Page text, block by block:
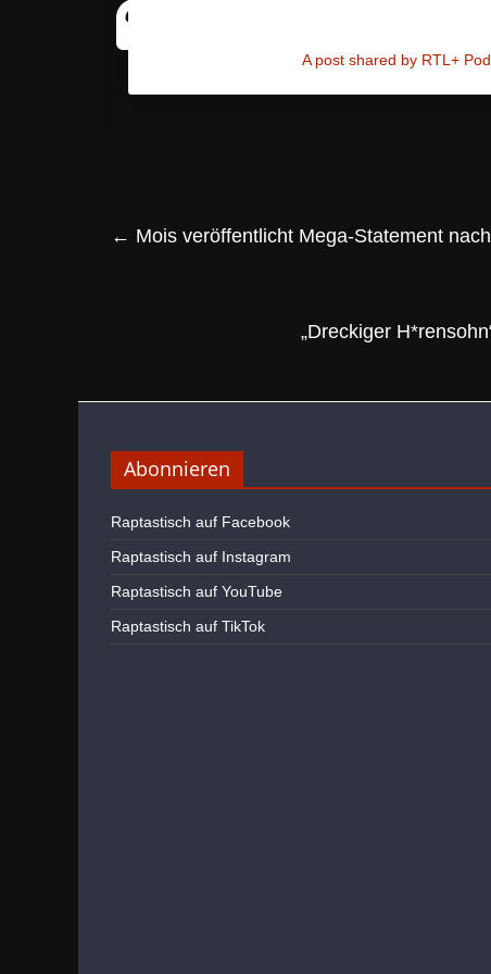
A post shared by RTL+
← Mois veröffentlicht Mega-Statement
„Dreckiger
Abonnieren
Raptastisch auf Facebook
Raptastisch auf Instagram
Raptastisch auf YouTube
Raptastisch auf TikTok